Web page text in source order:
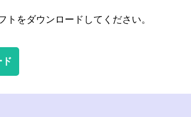
をダウンロードしてください。